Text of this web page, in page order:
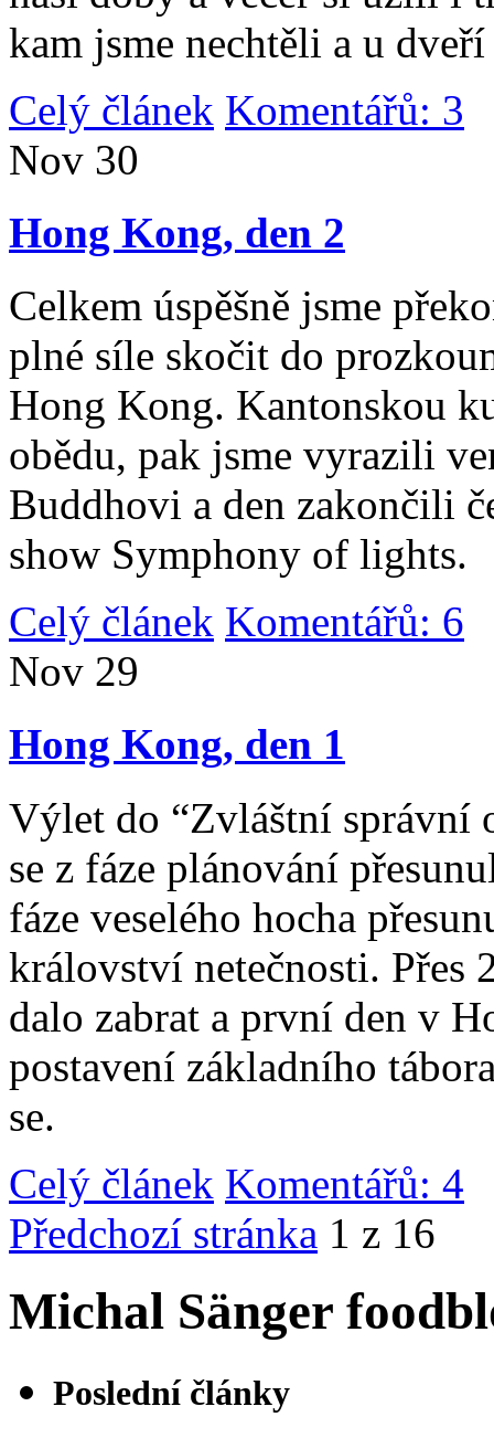
kam jsme nechtěli a u
Celý článek Komentářů: 3
Nov 30
Hong Kong, den 2
Celkem úspěšně jsme
plné síle skočit do
Hong Kong. Kantonskou
obědu, pak jsme vyrazili
Buddhovi a den zakončili
show Symphony of lights.
Celý článek Komentářů: 6
Nov 29
Hong Kong, den 1
Výlet do “Zvláštní správní
se z fáze plánování
fáze veselého hocha
království netečnosti. Přes
dalo zabrat a první den v
postavení základního
se.
Celý článek Komentářů: 4
Předchozí stránka 1 z 16
Michal Sänger
Poslední články